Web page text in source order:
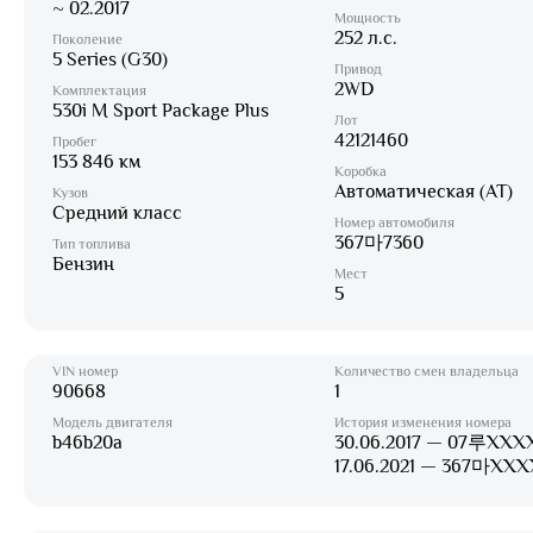
~ 02.2017
Поколение
5 Series (G30)
Комплектация
530i M Sport Package Plus
Пробег
153 846 км
Кузов
Средний класс
Тип топлива
Бензин
Мощность
252 л.с.
Привод
2WD
Лот
42121460
Коробка
Автоматическая (AT)
Номер автомобиля
367마7360
Мест
5
VIN номер
90668
Модель двигателя
b46b20a
Количество смен владельца
1
История изменения номера
30.06.2017 — 07루
17.06.2021 — 367마